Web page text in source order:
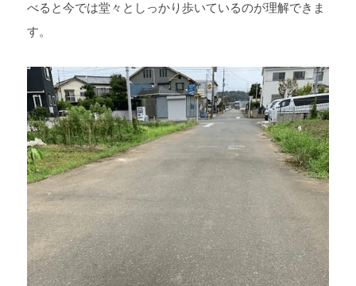
べると今では堂々としっかり歩いているのが理解できま
す。